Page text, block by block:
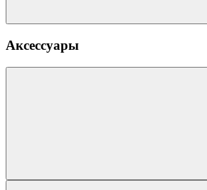
Аксессуары